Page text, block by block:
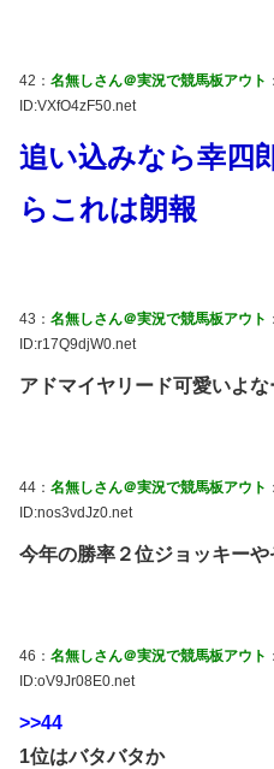
42： 名無しさん＠実況で競馬板アウト
ID:VXfO4zF50.net
追い込みなら幸四
らこれは朗報
43： 名無しさん＠実況で競馬板アウト
ID:r17Q9djW0.net
アドマイヤリード可愛いよな
44： 名無しさん＠実況で競馬板アウト
ID:nos3vdJz0.net
今年の勝率２位ジョッキーや
46： 名無しさん＠実況で競馬板アウト
ID:oV9Jr08E0.net
>>44
1位はバタバタか